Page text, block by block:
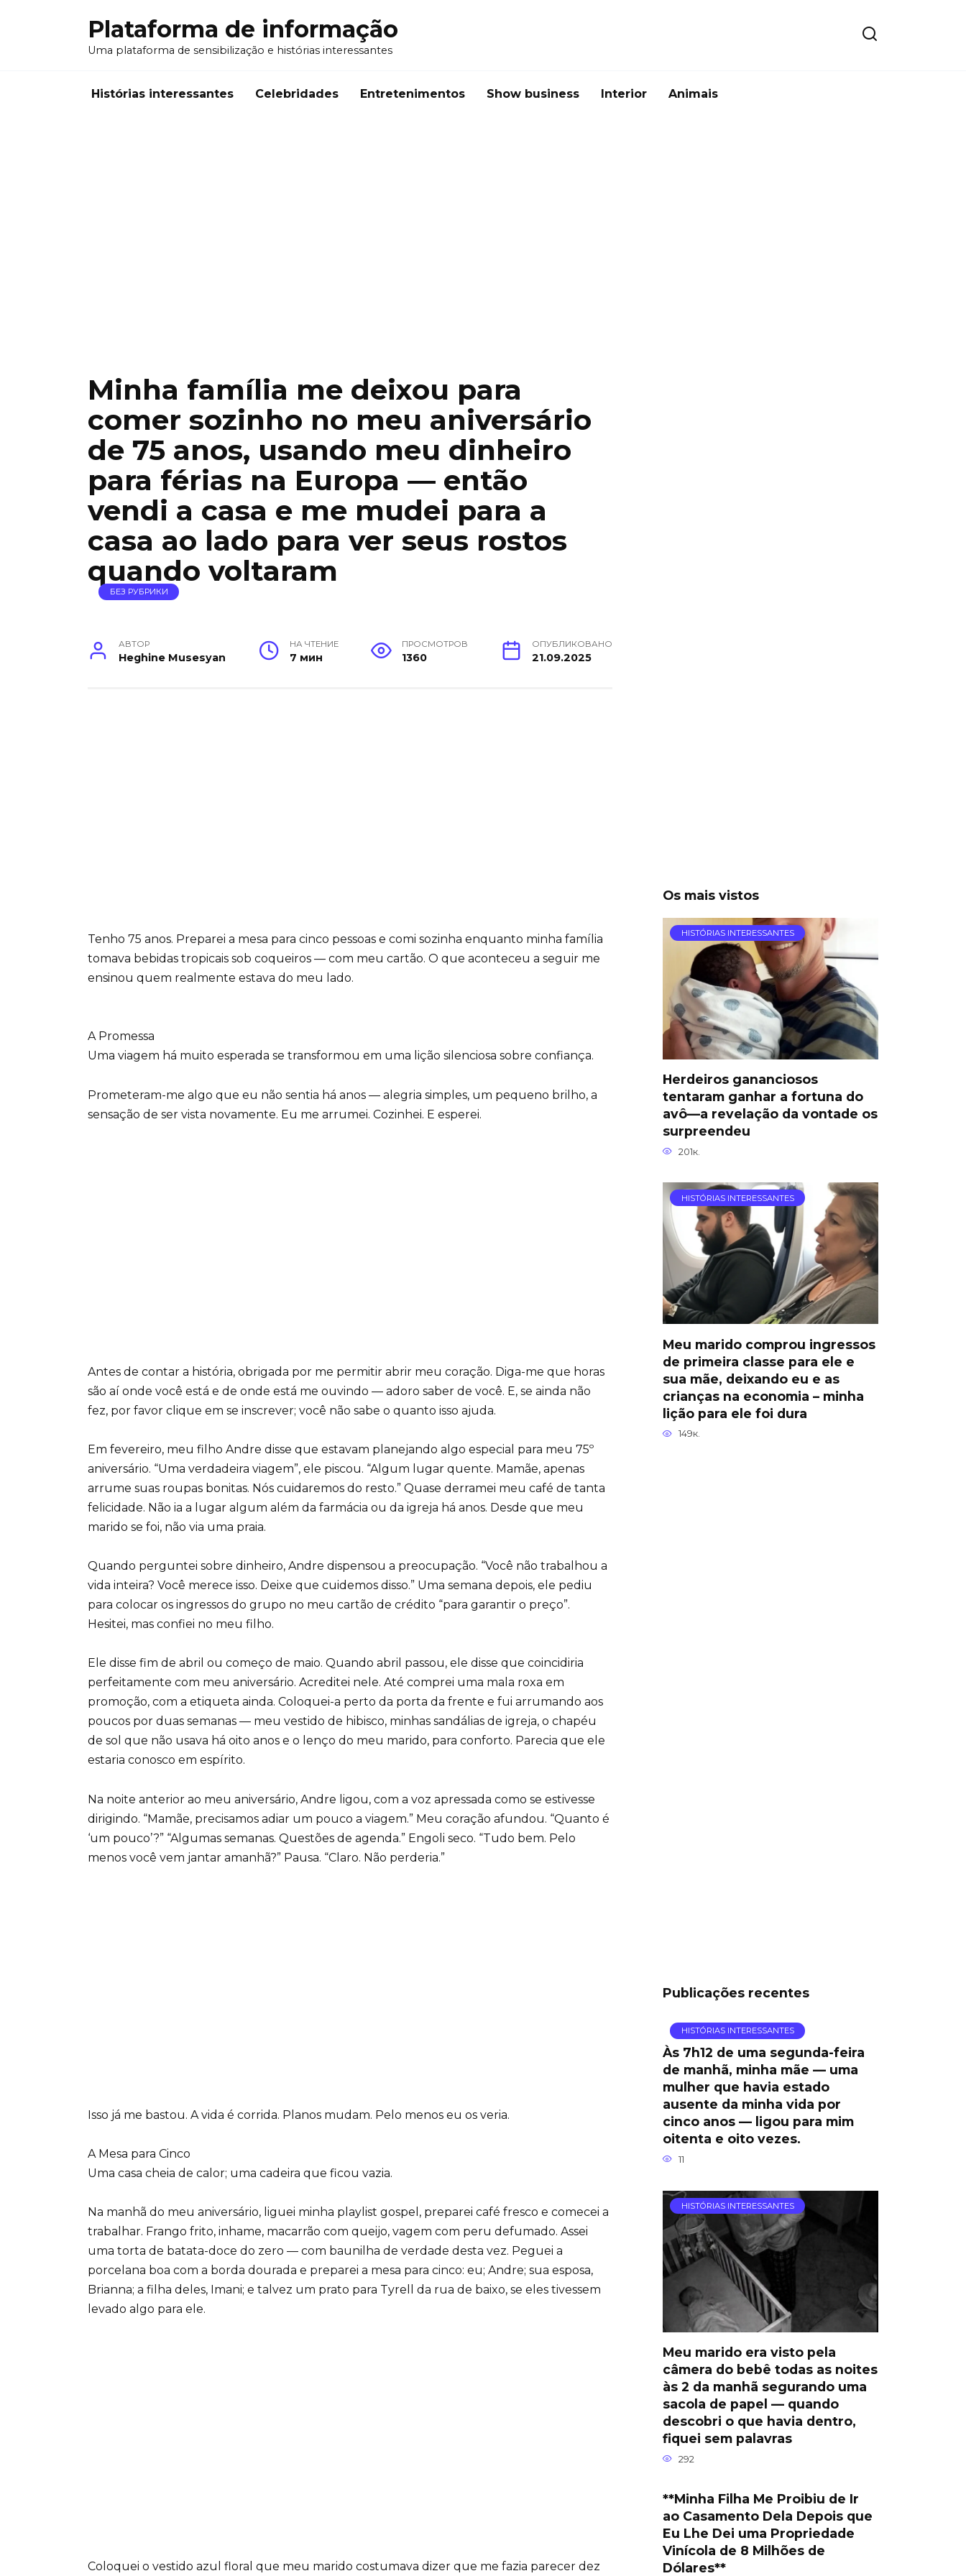
Plataforma de informação
Uma plataforma de sensibilização e histórias interessantes
Histórias interessantes Celebridades Entretenimentos Show business Interior Animais
Minha família me deixou para
comer sozinho no meu aniversário
de 75 anos, usando meu dinheiro
para férias na Europa — então
vendi a casa e me mudei para a
casa ao lado para ver seus rostos
quando voltaram
БЕЗ РУБРИКИ
АВТОР
Heghine Musesyan
НА ЧТЕНИЕ
7 мин
ПРОСМОТРОВ
1360
ОПУБЛИКОВАНО
21.09.2025
Tenho 75 anos. Preparei a mesa para cinco pessoas e comi sozinha enquanto minha família
tomava bebidas tropicais sob coqueiros — com meu cartão. O que aconteceu a seguir me
ensinou quem realmente estava do meu lado.
A Promessa
Uma viagem há muito esperada se transformou em uma lição silenciosa sobre confiança.
Prometeram-me algo que eu não sentia há anos — alegria simples, um pequeno brilho, a
sensação de ser vista novamente. Eu me arrumei. Cozinhei. E esperei.
Antes de contar a história, obrigada por me permitir abrir meu coração. Diga-me que horas
são aí onde você está e de onde está me ouvindo — adoro saber de você. E, se ainda não
fez, por favor clique em se inscrever; você não sabe o quanto isso ajuda.
Em fevereiro, meu filho Andre disse que estavam planejando algo especial para meu 75º
aniversário. “Uma verdadeira viagem”, ele piscou. “Algum lugar quente. Mamãe, apenas
arrume suas roupas bonitas. Nós cuidaremos do resto.” Quase derramei meu café de tanta
felicidade. Não ia a lugar algum além da farmácia ou da igreja há anos. Desde que meu
marido se foi, não via uma praia.
Quando perguntei sobre dinheiro, Andre dispensou a preocupação. “Você não trabalhou a
vida inteira? Você merece isso. Deixe que cuidemos disso.” Uma semana depois, ele pediu
para colocar os ingressos do grupo no meu cartão de crédito “para garantir o preço”.
Hesitei, mas confiei no meu filho.
Ele disse fim de abril ou começo de maio. Quando abril passou, ele disse que coincidiria
perfeitamente com meu aniversário. Acreditei nele. Até comprei uma mala roxa em
promoção, com a etiqueta ainda. Coloquei-a perto da porta da frente e fui arrumando aos
poucos por duas semanas — meu vestido de hibisco, minhas sandálias de igreja, o chapéu
de sol que não usava há oito anos e o lenço do meu marido, para conforto. Parecia que ele
estaria conosco em espírito.
Na noite anterior ao meu aniversário, Andre ligou, com a voz apressada como se estivesse
dirigindo. “Mamãe, precisamos adiar um pouco a viagem.” Meu coração afundou. “Quanto é
‘um pouco’?” “Algumas semanas. Questões de agenda.” Engoli seco. “Tudo bem. Pelo
menos você vem jantar amanhã?” Pausa. “Claro. Não perderia.”
Isso já me bastou. A vida é corrida. Planos mudam. Pelo menos eu os veria.
A Mesa para Cinco
Uma casa cheia de calor; uma cadeira que ficou vazia.
Na manhã do meu aniversário, liguei minha playlist gospel, preparei café fresco e comecei a
trabalhar. Frango frito, inhame, macarrão com queijo, vagem com peru defumado. Assei
uma torta de batata-doce do zero — com baunilha de verdade desta vez. Peguei a
porcelana boa com a borda dourada e preparei a mesa para cinco: eu; Andre; sua esposa,
Brianna; a filha deles, Imani; e talvez um prato para Tyrell da rua de baixo, se eles tivessem
levado algo para ele.
Coloquei o vestido azul floral que meu marido costumava dizer que me fazia parecer dez
Os mais vistos
HISTÓRIAS INTERESSANTES
Herdeiros gananciosos
tentaram ganhar a fortuna do
avô—a revelação da vontade os
surpreendeu
201к.
HISTÓRIAS INTERESSANTES
Meu marido comprou ingressos
de primeira classe para ele e
sua mãe, deixando eu e as
crianças na economia – minha
lição para ele foi dura
149к.
Publicações recentes
HISTÓRIAS INTERESSANTES
Às 7h12 de uma segunda-feira
de manhã, minha mãe — uma
mulher que havia estado
ausente da minha vida por
cinco anos — ligou para mim
oitenta e oito vezes.
11
HISTÓRIAS INTERESSANTES
Meu marido era visto pela
câmera do bebê todas as noites
às 2 da manhã segurando uma
sacola de papel — quando
descobri o que havia dentro,
fiquei sem palavras
292
**Minha Filha Me Proibiu de Ir
ao Casamento Dela Depois que
Eu Lhe Dei uma Propriedade
Vinícola de 8 Milhões de
Dólares**